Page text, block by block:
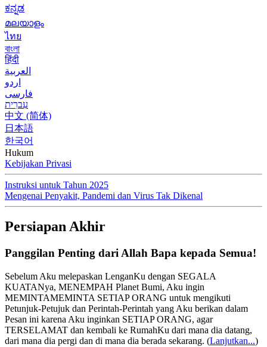
ಕನ್ನಡ
മലയാളം
ไทย
বাংলা
हिंदी
العربية
اردو
فارسی
עִברִית
中文 (简体)
日本語
한국어
Hukum
Kebijakan Privasi
Instruksi untuk Tahun 2025
Mengenai Penyakit, Pandemi dan Virus Tak Dikenal
Persiapan Akhir
Panggilan Penting dari Allah Bapa kepada Semua!
Sebelum Aku melepaskan LenganKu dengan SEGALA
KUATANya, MENEMPAH Planet Bumi, Aku ingin
MEMINTAMEMINTA SETIAP ORANG untuk mengikuti
Petunjuk-Petujuk dan Perintah-Perintah yang Aku berikan dalam
Pesan ini karena Aku inginkan SETIAP ORANG, agar
TERSELAMAT dan kembali ke RumahKu dari mana dia datang,
dari mana dia pergi dan di mana dia berada sekarang. (Lanjutkan...)